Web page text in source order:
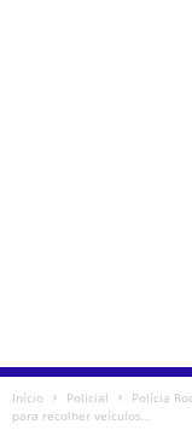
Início Policial
Polícia
para recolher veículos...